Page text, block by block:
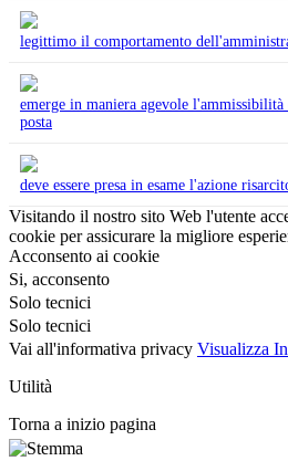
legittimo il comportamento
emerge in maniera agevole
posta
deve essere presa in esame l'azione
Visitando il nostro sito Web l'utente
cookie per assicurare la migliore
Acconsento ai cookie
Si, acconsento
Solo tecnici
Solo tecnici
Vai all'informativa privacy Visualizza
Utilità
Torna a inizio pagina